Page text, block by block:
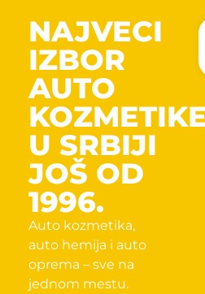
NAJVECI
IZBOR
AUTO
U SRBIJI
JOŠ OD
1996.
Auto kozmetika,
auto hemija i auto
oprema – sve na
jednom mestu.